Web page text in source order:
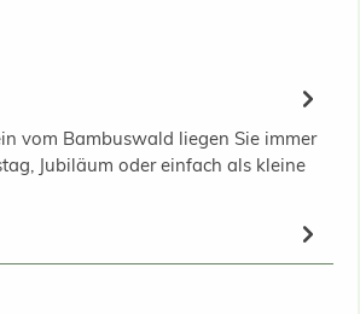
vom Bambuswald liegen Sie immer
Jubiläum oder einfach als kleine